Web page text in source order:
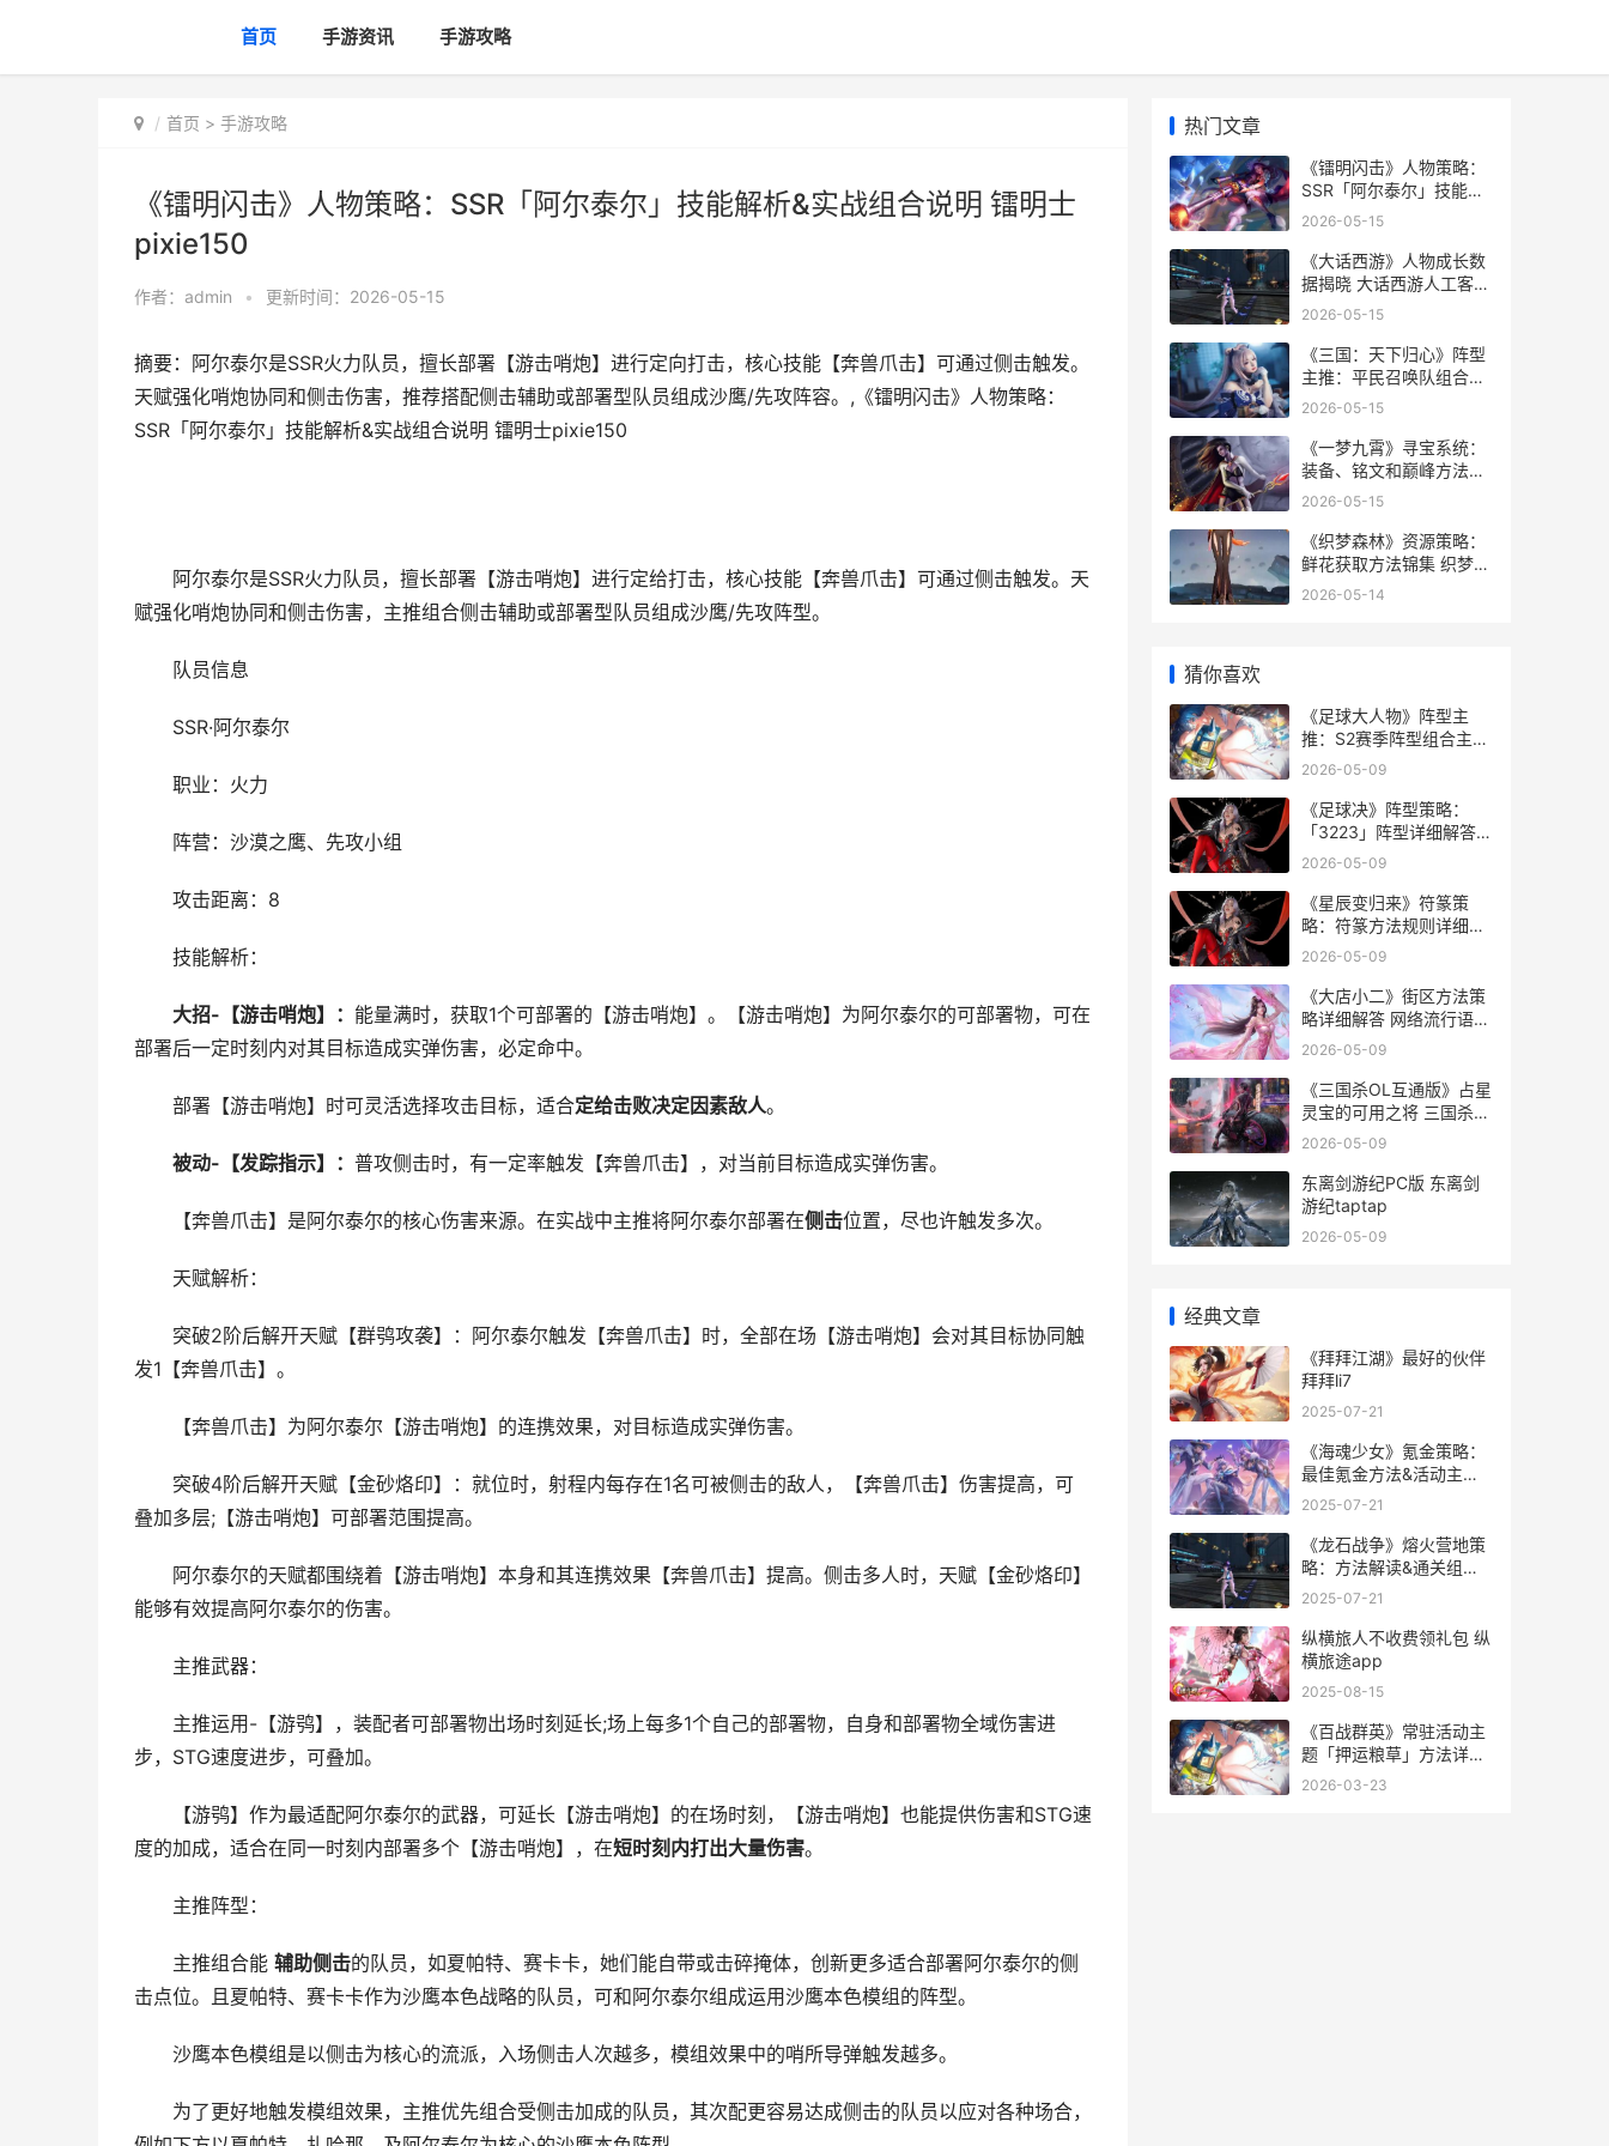
首页 手游资讯 手游攻略
首页 > 手游攻略
《镭明闪击》人物策略：SSR「阿尔泰尔」技能解析&实战组合说明 镭明士
pixie150
作者： admin • 更新时间：2026-05-15
摘要：阿尔泰尔是SSR火力队员，擅长部署【游击哨炮】进行定向打击，核心技能【奔兽爪击】可通过侧击触发。
天赋强化哨炮协同和侧击伤害，推荐搭配侧击辅助或部署型队员组成沙鹰/先攻阵容。,《镭明闪击》人物策略：
SSR「阿尔泰尔」技能解析&实战组合说明 镭明士pixie150
阿尔泰尔是SSR火力队员，擅长部署【游击哨炮】进行定给打击，核心技能【奔兽爪击】可通过侧击触发。天
赋强化哨炮协同和侧击伤害，主推组合侧击辅助或部署型队员组成沙鹰/先攻阵型。
队员信息
SSR·阿尔泰尔
职业：火力
阵营：沙漠之鹰、先攻小组
攻击距离：8
技能解析：
大招- 【游击哨炮】： 能量满时，获取1个可部署的【游击哨炮】。【游击哨炮】为阿尔泰尔的可部署物，可在
部署后一定时刻内对其目标造成实弹伤害，必定命中。
部署【游击哨炮】时可灵活选择攻击目标，适合定给击败决定因素敌人。
被动- 【发踪指示】： 普攻侧击时，有一定率触发【奔兽爪击】，对当前目标造成实弹伤害。
【奔兽爪击】是阿尔泰尔的核心伤害来源。在实战中主推将阿尔泰尔部署在侧击位置，尽也许触发多次。
天赋解析：
突破2阶后解开天赋【群鸮攻袭】：阿尔泰尔触发【奔兽爪击】时，全部在场【游击哨炮】会对其目标协同触
发1【奔兽爪击】。
【奔兽爪击】为阿尔泰尔【游击哨炮】的连携效果，对目标造成实弹伤害。
突破4阶后解开天赋【金砂烙印】：就位时，射程内每存在1名可被侧击的敌人，【奔兽爪击】伤害提高，可
叠加多层;【游击哨炮】可部署范围提高。
阿尔泰尔的天赋都围绕着【游击哨炮】本身和其连携效果【奔兽爪击】提高。侧击多人时，天赋【金砂烙印】
能够有效提高阿尔泰尔的伤害。
主推武器：
主推运用-【游鸮】，装配者可部署物出场时刻延长;场上每多1个自己的部署物，自身和部署物全域伤害进
步，STG速度进步，可叠加。
【游鸮】作为最适配阿尔泰尔的武器，可延长【游击哨炮】的在场时刻，【游击哨炮】也能提供伤害和STG速
度的加成，适合在同一时刻内部署多个【游击哨炮】，在短时刻内打出大量伤害。
主推阵型：
主推组合能 辅助侧击的队员，如夏帕特、赛卡卡，她们能自带或击碎掩体，创新更多适合部署阿尔泰尔的侧
击点位。且夏帕特、赛卡卡作为沙鹰本色战略的队员，可和阿尔泰尔组成运用沙鹰本色模组的阵型。
沙鹰本色模组是以侧击为核心的流派，入场侧击人次越多，模组效果中的哨所导弹触发越多。
为了更好地触发模组效果，主推优先组合受侧击加成的队员，其次配更容易达成侧击的队员以应对各种场合，
热门文章
《镭明闪击》人物策略：
SSR「阿尔泰尔」技能解
析&实战组合说明 镭明士
2026-05-15
《大话西游》人物成长数
据揭晓 大话西游人工客服
24小时电话
2026-05-15
《三国：天下归心》阵型
主推：平民召唤队组合思
路解析 三国天下归心配将
2026-05-15
《一梦九霄》寻宝系统：
装备、铭文和巅峰方法的
深度解析 一梦一追寻什么
2026-05-15
《织梦森林》资源策略：
鲜花获取方法锦集 织梦岛
迷雾森林
2026-05-14
猜你喜欢
《足球大人物》阵型主
推：S2赛季阵型组合主推
《足球大人物》游戏入口
2026-05-09
《足球决》阵型策略：
「3223」阵型详细解答
决胜足球攻略
2026-05-09
《星辰变归来》符篆策
略：符篆方法规则详细解
答 《星辰变归来》上线了
2026-05-09
《大店小二》街区方法策
略详细解答 网络流行语店
小二什么意思
2026-05-09
《三国杀OL互通版》占星
灵宝的可用之将 三国杀ol
互通版兑换码
2026-05-09
东离剑游纪PC版 东离剑
游纪taptap
2026-05-09
经典文章
《拜拜江湖》最好的伙伴
拜拜li7
2025-07-21
《海魂少女》氪金策略：
最佳氪金方法&活动主题
解析 海魂怎么样
2025-07-21
《龙石战争》熔火营地策
略：方法解读&通关组队
思路诀窍 龙只战争
2025-07-21
纵横旅人不收费领礼包 纵
横旅途app
2025-08-15
《百战群英》常驻活动主
题「押运粮草」方法详细
解答 百战群英官网
2026-03-23